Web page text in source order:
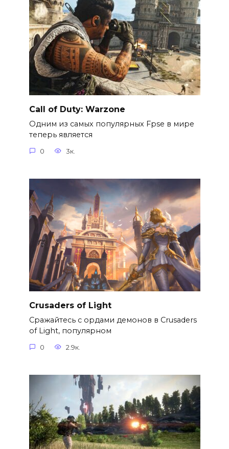
Call of Duty: Warzone
Одним из самых популярных Fpse в мире
теперь является
0 3к.
Crusaders of Light
Сражайтесь с ордами демонов в Crusaders
of Light, популярном
0 2.9к.